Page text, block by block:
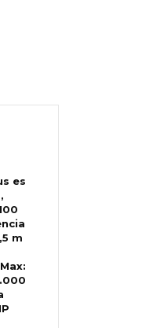
es
m